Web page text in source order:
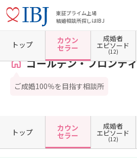
東証プライム上場
結婚相談所探しはIBJ
ホーム 福井県の結婚相談所 福井県福井市 ゴー
ゴールデン・フロンテ
ご成婚100％を目指す相談所
トップ カウン
セラー
成婚者
エピソード
(12)
トップ カウン
セラー
成婚者
エピソード
(12)